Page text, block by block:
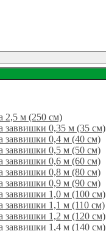
2,5 м (250 см)
заввишки 0,35 м (35 см)
заввишки 0,4 м (40 см)
заввишки 0,5 м (50 см)
заввишки 0,6 м (60 см)
заввишки 0,8 м (80 см)
заввишки 0,9 м (90 см)
заввишки 1,0 м (100 см)
заввишки 1,1 м (110 см)
заввишки 1,2 м (120 см)
заввишки 1,4 м (140 см)